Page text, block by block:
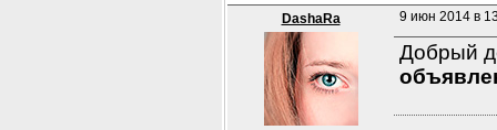
DashaRa 9 июн 2014 в
Добрый